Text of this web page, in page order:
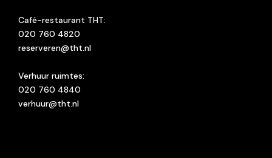
Café-restaurant THT:
020 760 4820
reserveren@tht.nl
Verhuur ruimtes:
020 760 4840
verhuur@tht.nl